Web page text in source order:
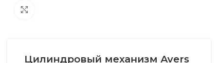
Цилиндровый механизм Avers